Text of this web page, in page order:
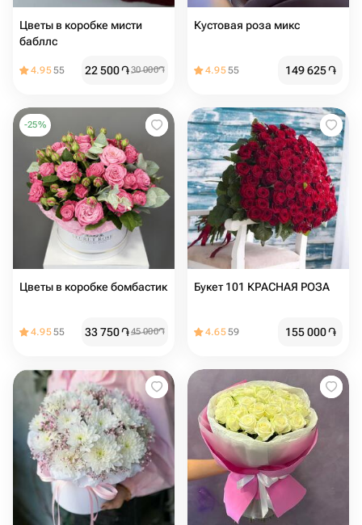
Цветы в коробке мисти
бабллс
4.9555 22 500֏30 000֏
Кустовая роза микс
4.9555 149 625֏
-25%
Цветы в коробке бомбастик
4.9555 33 750֏45 000֏
Букет 101 КРАСНАЯ РОЗА
4.6559 155 000֏